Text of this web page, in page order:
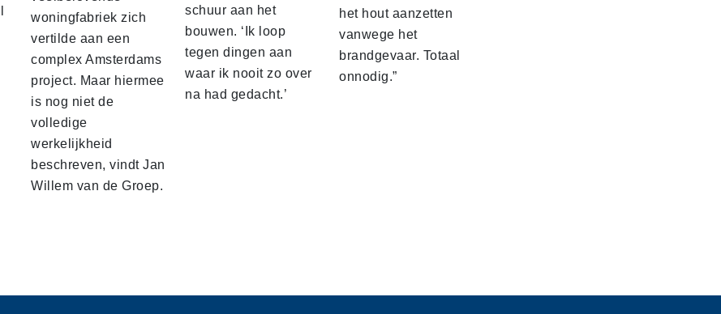
woningfabriek zich
vertilde aan een
complex Amsterdams
project. Maar hiermee
is nog niet de
volledige
werkelijkheid
beschreven, vindt Jan
Willem van de Groep.
schuur aan het
bouwen. ‘Ik loop
tegen dingen aan
waar ik nooit zo over
na had gedacht.’
het hout aanzetten
vanwege het
brandgevaar. Totaal
onnodig.”